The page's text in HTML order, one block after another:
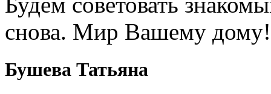
снова. Мир Вашему дому!
Бушева Татьяна